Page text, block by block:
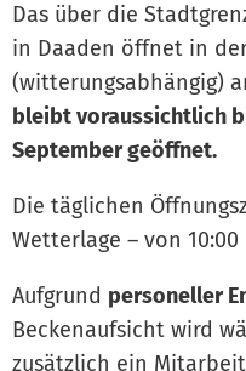
Das über die
in Daaden öffnet in
(witterungsabhängig)
bleibt voraussichtlich
September geöffnet.
Die täglichen
Wetterlage – von 10:00
Aufgrund personeller
Beckenaufsicht wird
zusätzlich ein